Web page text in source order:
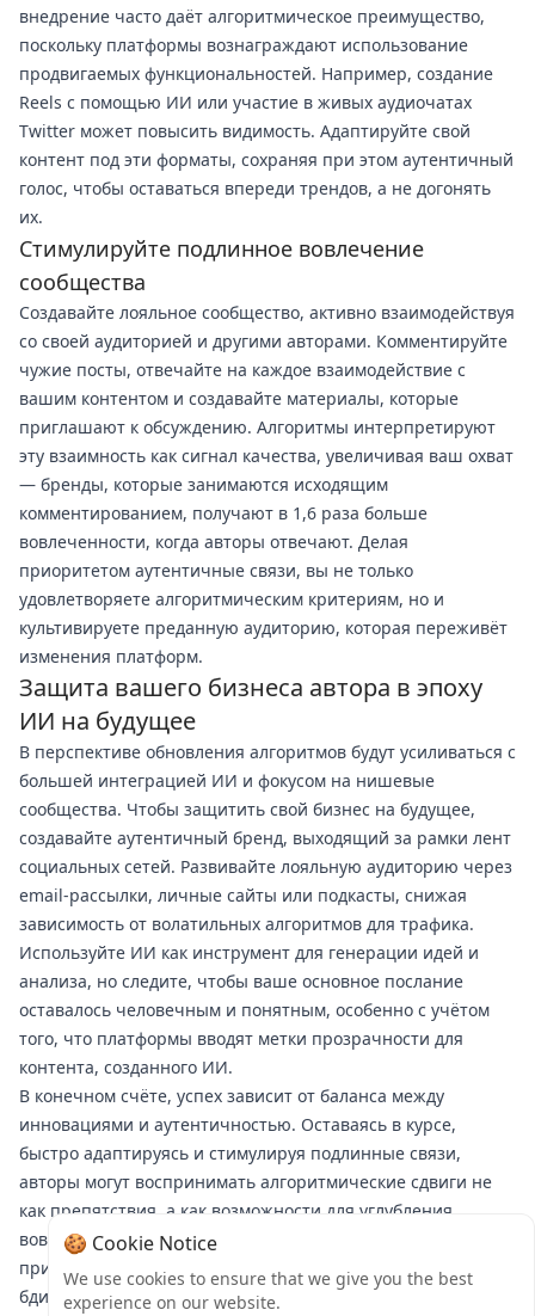
внедрение часто даёт алгоритмическое преимущество,
поскольку платформы вознаграждают использование
продвигаемых функциональностей. Например, создание
Reels с помощью ИИ или участие в живых аудиочатах
Twitter может повысить видимость. Адаптируйте свой
контент под эти форматы, сохраняя при этом аутентичный
голос, чтобы оставаться впереди трендов, а не догонять
их.
Стимулируйте подлинное вовлечение
сообщества
Создавайте лояльное сообщество, активно взаимодействуя
со своей аудиторией и другими авторами. Комментируйте
чужие посты, отвечайте на каждое взаимодействие с
вашим контентом и создавайте материалы, которые
приглашают к обсуждению. Алгоритмы интерпретируют
эту взаимность как сигнал качества, увеличивая ваш охват
— бренды, которые занимаются исходящим
комментированием, получают в 1,6 раза больше
вовлеченности, когда авторы отвечают. Делая
приоритетом аутентичные связи, вы не только
удовлетворяете алгоритмическим критериям, но и
культивируете преданную аудиторию, которая переживёт
изменения платформ.
Защита вашего бизнеса автора в эпоху
ИИ на будущее
В перспективе обновления алгоритмов будут усиливаться с
большей интеграцией ИИ и фокусом на нишевые
сообщества. Чтобы защитить свой бизнес на будущее,
создавайте аутентичный бренд, выходящий за рамки лент
социальных сетей. Развивайте лояльную аудиторию через
email-рассылки, личные сайты или подкасты, снижая
зависимость от волатильных алгоритмов для трафика.
Используйте ИИ как инструмент для генерации идей и
анализа, но следите, чтобы ваше основное послание
оставалось человечным и понятным, особенно с учётом
того, что платформы вводят метки прозрачности для
контента, созданного ИИ.
В конечном счёте, успех зависит от баланса между
инновациями и аутентичностью. Оставаясь в курсе,
быстро адаптируясь и стимулируя подлинные связи,
авторы могут воспринимать алгоритмические сдвиги не
как препятствия, а как возможности для углубления
вовлеченности и укрепления своего цифрового
присутствия. В этом постоянно меняющемся ландшафте
бдительность и адаптивность — это не просто лучшие
🍪 Cookie Notice
We use cookies to ensure that we give you the best
experience on our website.